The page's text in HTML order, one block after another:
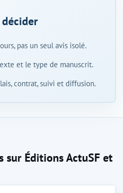
pas un seul avis isolé.
et le type de manuscrit.
contrat, suivi et diffusion.
sur Éditions ActuSF et